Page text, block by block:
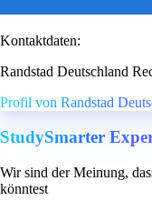
Kontaktdaten:
Randstad Deutschland
Profil von Randstad
StudySmarter
Wir sind der Meinung,
könntest